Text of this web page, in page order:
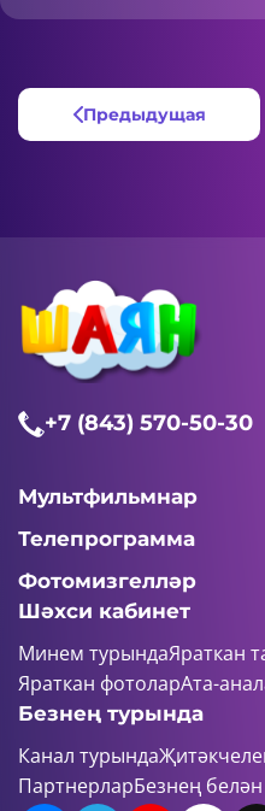
Предыдущая
+7 (843) 570-50-30
Мультфильмнар
Телепрограмма
Фотомизгелләр
Шәхси кабинет
Минем турындаЯраткан
Яраткан фотоларАта-
Безнең турында
Канал турында
ПартнерларБезнең